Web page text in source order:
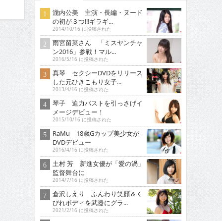
瀧内公美 主演・長編・ヌード
の初が３つ!!!ギラギ...
2014/10/16 に投稿された
雨宮留菜さん 「ミスヤンチャ
ン2016」参戦！マル...
2016/5/16 に投稿された
真琴 セクシーDVDをリリース
した元ひきこもり女子...
2013/4/16 に投稿された
琴子 迫力バストを引っさげイ
メージデビュー！
2015/10/16 に投稿された
RaMu 18歳Gカップ美少女が
DVDデビュー
2016/4/16 に投稿された
土村 芳 新進女優が「愛の渦」
監督舞台に
2014/7/16 に投稿された
倉沢しえり ふんわり笑顔＆く
びれボディを武器にグラ...
2021/2/16 に投稿された